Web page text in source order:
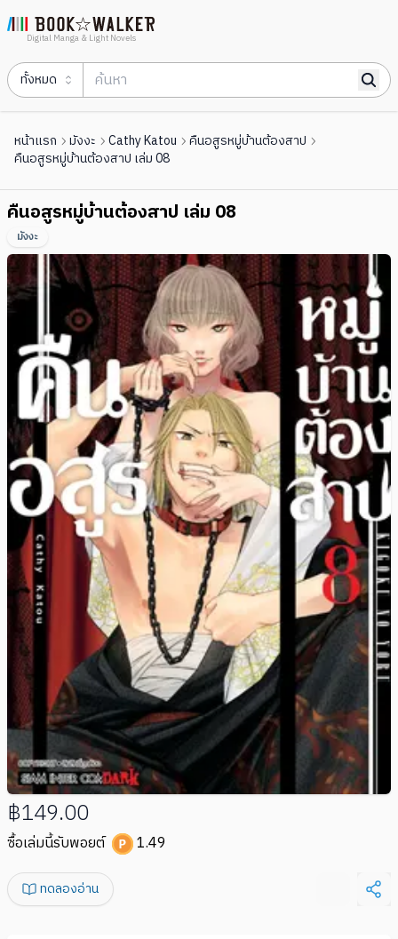
Digital Manga & Light Novels
ทั้งหมด
หน้าแรก มังงะ Cathy Katou
คืนอสูรหมู่บ้านต้องสาป
คืนอสูรหมู่บ้านต้องสาป เล่ม 08
คืนอสูรหมู่บ้านต้องสาป เล่ม 08
มังงะ
฿149.00
ซื้อเล่มนี้รับพอยต์ 1.49
ทดลองอ่าน